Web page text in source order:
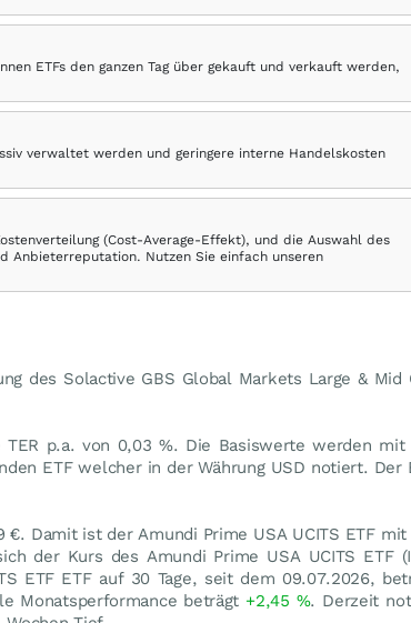
ETFs den ganzen Tag über gekauft und verkauft werden,
verwaltet werden und geringere interne Handelskosten
(Cost-Average-Effekt), und die Auswahl des
Anbieterreputation. Nutzen Sie einfach unseren
des Solactive GBS Global Markets Large & Mid
TER p.a. von 0,03 %. Die Basiswerte werden mit
ETF welcher in der Währung USD notiert. Der
€. Damit ist der Amundi Prime USA UCITS ETF
der Kurs des Amundi Prime USA UCITS ETF
ETF ETF auf 30 Tage, seit dem 09.07.2026,
Monatsperformance beträgt +2,45 %. Derzeit